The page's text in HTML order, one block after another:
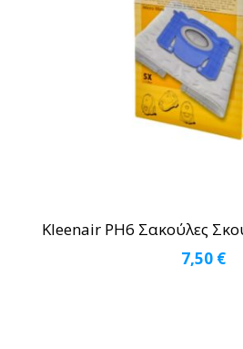
Kleenair PH6 Σακούλες
7,50 €